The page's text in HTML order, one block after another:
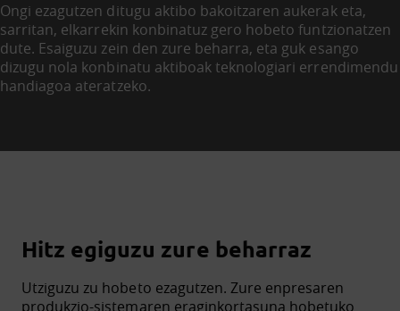
Ongi ezagutzen ditugu aktibo bakoitzaren aukerak eta,
sarritan, elkarrekin konbinatuz gero hobeto funtzionatzen
dute. Esaiguzu zein den zure beharra, eta guk esango
dizugu nola konbinatu aktiboak teknologiari errendimendu
handiagoa ateratzeko.
Hitz egiguzu zure beharraz
Utziguzu zu hobeto ezagutzen. Zure enpresaren
produkzio-sistemaren eraginkortasuna hobetuko